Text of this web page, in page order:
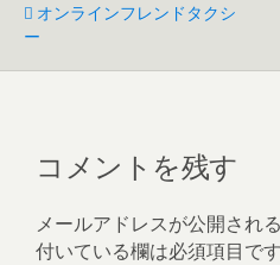
オンラインフレンドタクシ
ー
コメントを残す
メールアドレスが公開され
付いている欄は必須項目です